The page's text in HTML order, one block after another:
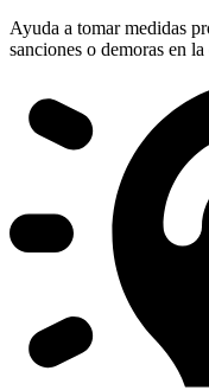
Ayuda a tomar medidas
sanciones o demoras en